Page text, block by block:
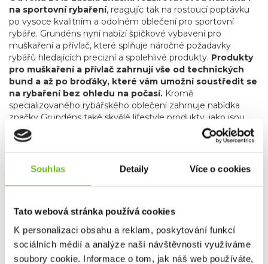
Souhlas Detaily Více o cookies
Tato webová stránka používá cookies
K personalizaci obsahu a reklam, poskytování funkcí
sociálních médií a analýze naší návštěvnosti využíváme
soubory cookie. Informace o tom, jak náš web používáte,
na sportovní rybaření, reagujíc tak na rostoucí poptávku
po vysoce kvalitním a odolném oblečení pro sportovní
rybáře. Grundéns nyní nabízí špičkové vybavení pro
muškaření a přívlač, které splňuje náročné požadavky
rybářů hledajících precizní a spolehlivé produkty. Produkty
pro muškaření a přívlač zahrnují vše od technických
bund a až po broďáky, které vám umožní soustředit se
na rybaření bez ohledu na počasí. Kromě
specializovaného rybářského oblečení zahrnuje nabídka
značky Grundéns také skvělé lifestyle produkty, jako jsou
stylové mikiny, trička a čepice. Tyto kousky nejenže
poskytují komfort a praktičnost, ale také umožňují rybářům
jejich vášeň pro rybaření i v běžném životě.
Grundéns díky svému závazku k inovacím, použitým
volbou profesionálních i sportovních rybářů po celém
Bez ohledu na to, zda jste na vodě nebo trávíte čas
ve městě, Grundéns nabízí produkty, které vás udrží v
suchu, teple a stylu. Přidejte se k tisícům spokojených
zákazníků a objevte, proč je Grundéns synonymem pro